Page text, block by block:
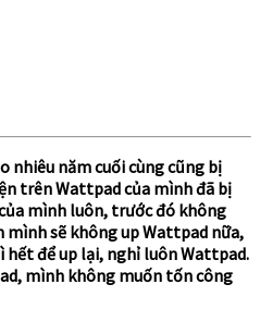
nhiêu năm cuối cùng cũng bị
trên Wattpad của mình đã bị
mình luôn, trước đó không
sẽ không up Wattpad nữa,
để up lại, nghỉ luôn Wattpad.
mình không muốn tốn công